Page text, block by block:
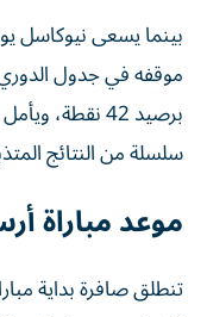
بينما يسعى نيوكاسل
موقفه في جدول
برصيد 42
سلسلة من النتائج
موعد مباراة
تنطلق صافرة بداية